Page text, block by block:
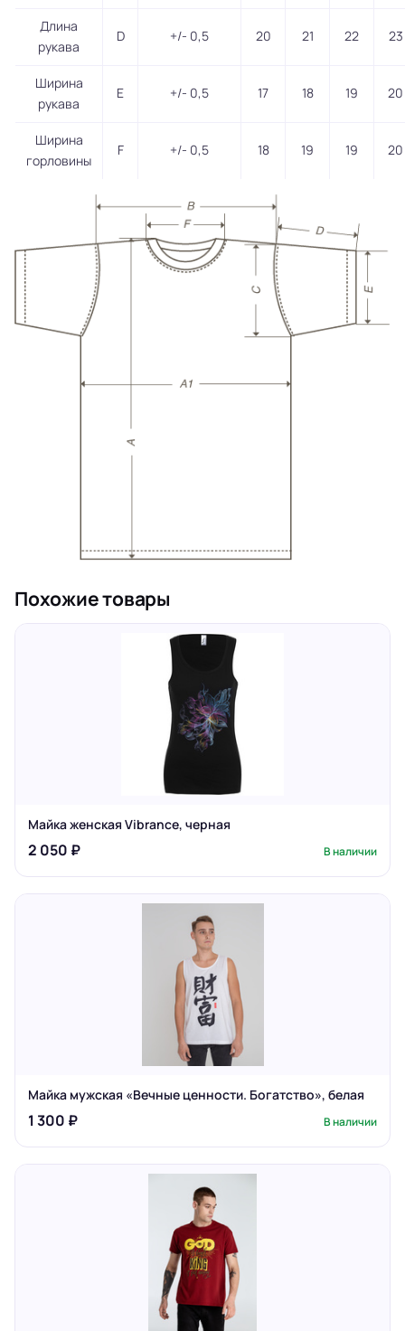
Длина
рукава
D +/- 0,5 20 21 22 23
Ширина
рукава
E +/- 0,5 17 18 19 20
Ширина
горловины
F +/- 0,5 18 19 19 20
Похожие товары
Майка женская Vibrance, черная
2 050 ₽ В наличии
Майка мужская «Вечные ценности. Богатство», белая
1 300 ₽ В наличии